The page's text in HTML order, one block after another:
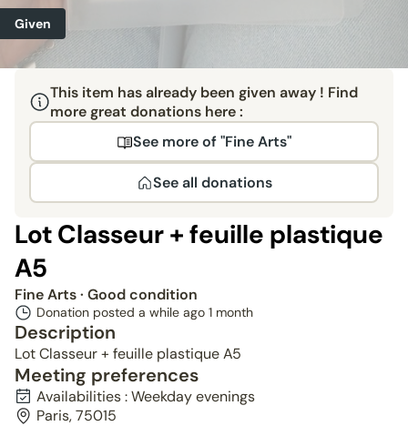
Given
This item has already been given away ! Find
more great donations here :
See more of "Fine Arts"
See all donations
Lot Classeur + feuille plastique
A5
Fine Arts· Good condition
Donation posted a while ago 1 month
Description
Lot Classeur + feuille plastique A5
Meeting preferences
Availabilities : Weekday evenings
Paris, 75015